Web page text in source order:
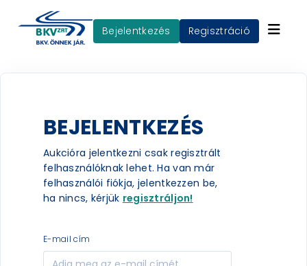
Bejelentkezés Regisztráció
BEJELENTKEZÉS
Aukcióra jelentkezni csak regisztrált
felhasználóknak lehet. Ha van már
felhasználói fiókja, jelentkezzen be,
ha nincs, kérjük regisztráljon!
e-mail cím